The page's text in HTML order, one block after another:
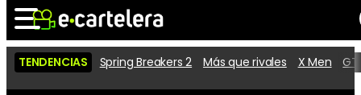
TENDENCIAS Spring Breakers 2 Más que rivales X Men